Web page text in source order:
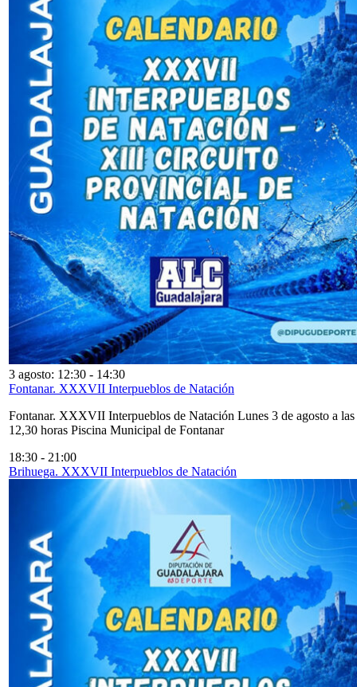
3 agosto: 12:30 - 14:30
Fontanar. XXXVII Interpueblos de Natación
Fontanar. XXXVII Interpueblos de Natación Lunes 3 de agosto a las
12,30 horas Piscina Municipal de Fontanar
18:30 - 21:00
Brihuega. XXXVII Interpueblos de Natación